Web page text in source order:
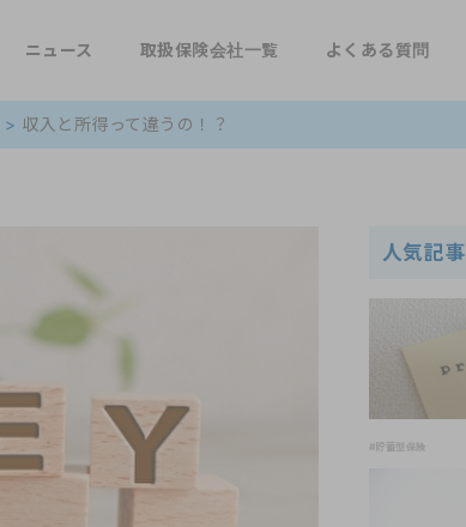
ニュース 取扱保険会社一覧 よくある質問
> 収入と所得って違うの！？
人気記事
#貯蓄型保険